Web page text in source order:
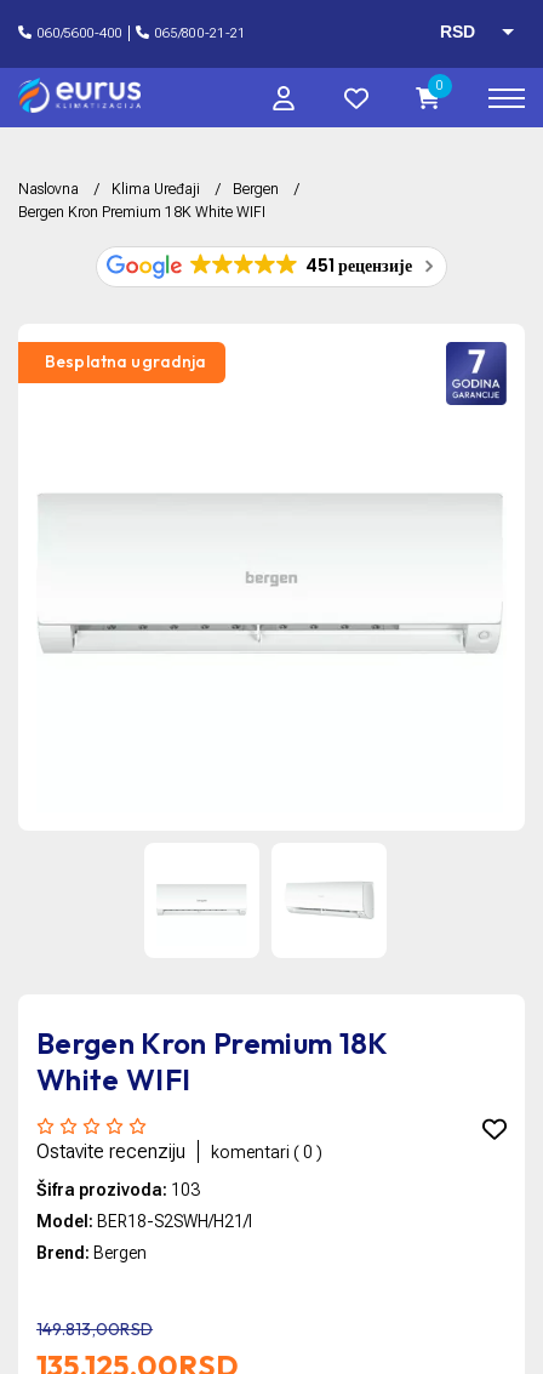
060/5600-400 065/800-21-21 RSD
EUR
0
Naslovna Klima Uređaji
Bergen
Bergen Kron Premium 18K White WIFI
451 рецензије
Besplatna ugradnja
Bergen Kron Premium 18K
White WIFI
Ostavite recenziju komentari (0 )
Šifra prozivoda: 103
Model: BER18-S2SWH/H21/I
Brend: Bergen
149.813,00RSD
135.125,00RSD